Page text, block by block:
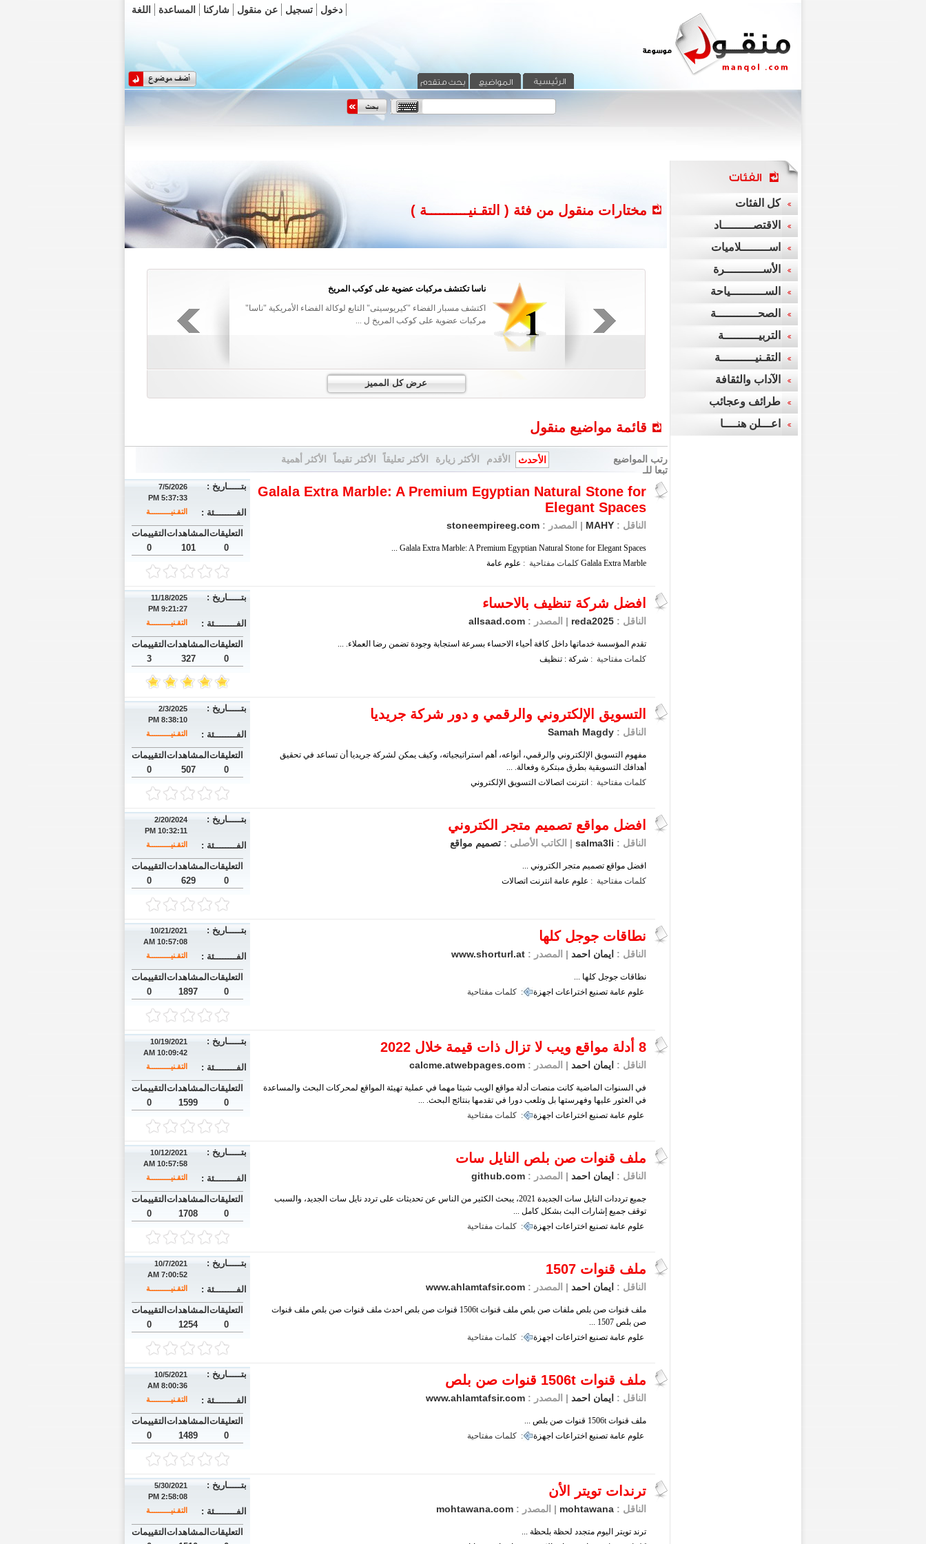
اللغة المساعدة شاركنا عن منقول تسجيل دخول
مختارات منقول من فئة ( التقـنيــــــــــة )
ناسا تكتشف مركبات عضوية على كوكب المريخ
اكتشف مسبار الفضاء "كيريوسيتى" التابع لوكالة الفضاء الأمريكية "ناسا"
مركبات عضوية على كوكب المريخ ل ...
أفضل 5 سيارات عالية الأداء في لوس انجلوس
معرض لوس انجلوس الذي ابتدأ قبل عدة أيام يعد أحد أهم المعارض التي
عرض كل المميز
قائمة مواضيع منقول
رتب المواضيع
تبعا للـ
الأحدث الأقدم الأكثر زيارة الأكثر تعليقاً الأكثر تقيماً الأكثر أهمية
بتـــــاريخ :
7/5/2026
5:37:33 PM
الفــــــــئة : التقـنيــــــــــة
التعليقات المشاهدات التقييمات
0
101
0
Galala Extra Marble: A Premium Egyptian Natural Stone for
Elegant Spaces
الناقل : MAHY | المصدر : stoneempireeg.com
Galala Extra Marble: A Premium Egyptian Natural Stone for Elegant Spaces ...
كلمات مفتاحية : علوم عامة Galala Extra Marble
بتـــــاريخ :
11/18/2025
9:21:27 PM
الفــــــــئة : التقـنيــــــــــة
التعليقات المشاهدات التقييمات
0
327
3
افضل شركة تنظيف بالاحساء
الناقل : reda2025 | المصدر : allsaad.com
تقدم المؤسسة خدماتها داخل كافة أحياء الاحساء بسرعة استجابة وجودة تضمن رضا العملاء. ...
كلمات مفتاحية : شركة : تنظيف
بتـــــاريخ :
2/3/2025
8:38:10 PM
الفــــــــئة : التقـنيــــــــــة
التعليقات المشاهدات التقييمات
0
507
0
التسويق الإلكتروني والرقمي و دور شركة جريديا
الناقل : Samah Magdy
مفهوم التسويق الإلكتروني والرقمي، أنواعه، أهم استراتيجياته، وكيف يمكن لشركة جريديا أن تساعد في تحقيق
أهدافك التسويقية بطرق مبتكرة وفعالة. ...
كلمات مفتاحية : انترنت اتصالات التسويق الإلكتروني
بتـــــاريخ :
2/20/2024
10:32:11 PM
الفــــــــئة : التقـنيــــــــــة
التعليقات المشاهدات التقييمات
0
629
0
افضل مواقع تصميم متجر الكتروني
الناقل : salma3li | الكاتب الأصلى : تصميم مواقع
افضل مواقع تصميم متجر الكتروني ...
كلمات مفتاحية : علوم عامة انترنت اتصالات
بتـــــاريخ :
10/21/2021
10:57:08 AM
الفــــــــئة : التقـنيــــــــــة
التعليقات المشاهدات التقييمات
0
1897
0
نطاقات جوجل كلها
الناقل : ايمان احمد | المصدر : www.shorturl.at
نطاقات جوجل كلها ...
كلمات مفتاحية :
علوم عامة تصنيع اختراعات اجهزة
بتـــــاريخ :
10/19/2021
10:09:42 AM
الفــــــــئة : التقـنيــــــــــة
التعليقات المشاهدات التقييمات
0
1599
0
8 أدلة مواقع ويب لا تزال ذات قيمة خلال 2022
الناقل : ايمان احمد | المصدر : calcme.atwebpages.com
في السنوات الماضية كانت منصات أدلة مواقع الويب شيئا مهما في عملية تهيئة المواقع لمحركات البحث والمساعدة
في العثور عليها وفهرستها بل وتلعب دورا في تقدمها بنتائج البحث. ...
كلمات مفتاحية :
علوم عامة تصنيع اختراعات اجهزة
بتـــــاريخ :
10/12/2021
10:57:58 AM
الفــــــــئة : التقـنيــــــــــة
التعليقات المشاهدات التقييمات
0
1708
0
ملف قنوات صن بلص النايل سات
الناقل : ايمان احمد | المصدر : github.com
جميع ترددات النايل سات الجديدة 2021، يبحث الكثير من الناس عن تحديثات على تردد نايل سات الجديد، والسبب
توقف جميع إشارات البث بشكل كامل ...
كلمات مفتاحية :
علوم عامة تصنيع اختراعات اجهزة
بتـــــاريخ :
10/7/2021
7:00:52 AM
الفــــــــئة : التقـنيــــــــــة
التعليقات المشاهدات التقييمات
0
1254
0
ملف قنوات 1507
الناقل : ايمان احمد | المصدر : www.ahlamtafsir.com
ملف قنوات صن بلص ملفات صن بلص ملف قنوات 1506t قنوات صن بلص احدث ملف قنوات صن بلص ملف قنوات
صن بلص 1507 ...
كلمات مفتاحية :
علوم عامة تصنيع اختراعات اجهزة
بتـــــاريخ :
10/5/2021
8:00:36 AM
الفــــــــئة : التقـنيــــــــــة
التعليقات المشاهدات التقييمات
0
1489
0
ملف قنوات 1506t قنوات صن بلص
الناقل : ايمان احمد | المصدر : www.ahlamtafsir.com
ملف قنوات 1506t قنوات صن بلص ...
كلمات مفتاحية :
علوم عامة تصنيع اختراعات اجهزة
بتـــــاريخ :
5/30/2021
2:58:08 PM
الفــــــــئة : التقـنيــــــــــة
التعليقات المشاهدات التقييمات
ترندات تويتر الأن
الناقل : mohtawana | المصدر : mohtawana.com
ترند تويتر اليوم متجدد لحظة بلحظة ...
كل الفئات
الاقتصـــــــــاد
اســــــــلاميات
الأســـــــــــرة
الســــــــــياحة
الصحــــــــــــة
التربيــــــــــة
التقـنيــــــــــة
الآداب والثقافة
طرائف وعجائب
اعـــلن هنــــا